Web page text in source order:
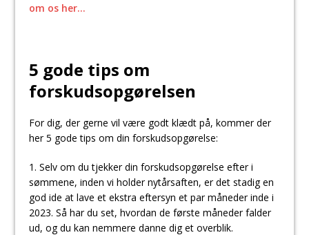
om os her…
5 gode tips om
forskudsopgørelsen
For dig, der gerne vil være godt klædt på, kommer der
her 5 gode tips om din forskudsopgørelse:
1. Selv om du tjekker din forskudsopgørelse efter i
sømmene, inden vi holder nytårsaften, er det stadig en
god ide at lave et ekstra eftersyn et par måneder inde i
2023. Så har du set, hvordan de første måneder falder
ud, og du kan nemmere danne dig et overblik.